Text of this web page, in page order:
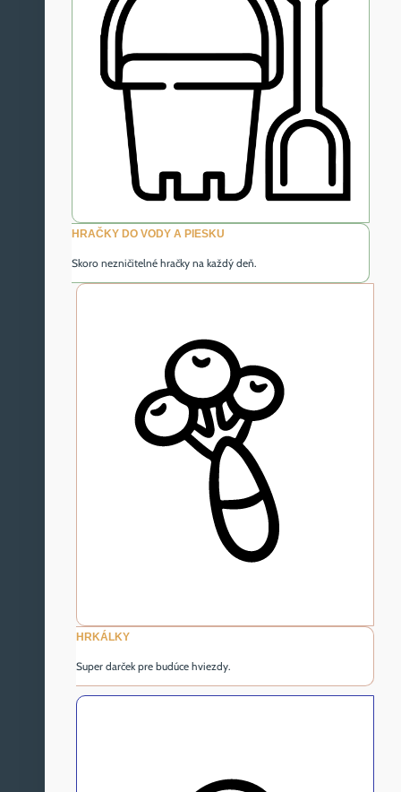
HRAČKY DO VODY A PIESKU
Skoro nezničitelné hračky na každý deň.
HRKÁLKY
Super darček pre budúce hviezdy.